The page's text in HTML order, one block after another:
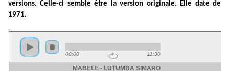
versions. Celle-ci semble être la version originale. Elle date de
1971.